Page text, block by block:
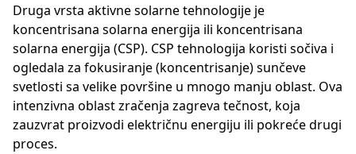
Druga vrsta aktivne solarne tehnologije je
koncentrisana solarna energija ili koncentrisana
solarna energija (CSP). CSP tehnologija koristi sočiva i
ogledala za fokusiranje (koncentrisanje) sunčeve
svetlosti sa velike površine u mnogo manju oblast. Ova
intenzivna oblast zračenja zagreva tečnost, koja
zauzvrat proizvodi električnu energiju ili pokreće drugi
proces.